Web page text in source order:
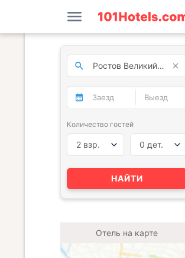
Количество гостей
2 взр. 0 дет.
НАЙТИ
Отель на карте